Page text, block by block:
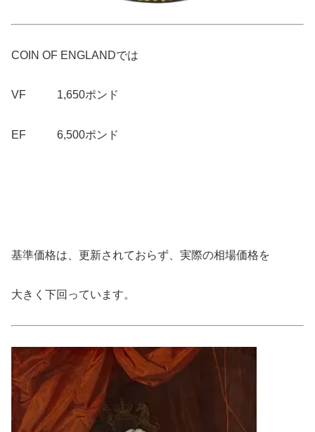
COIN OF ENGLANDでは
VF 1,650ポンド
EF 6,500ポンド
基準価格は、更新されておらず、実際の相場価格を
大きく下回っています。